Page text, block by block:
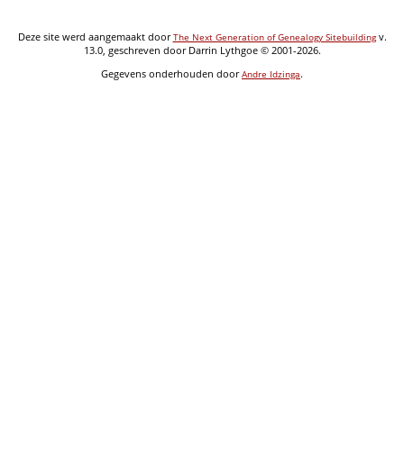
Deze site werd aangemaakt doorThe Next Generation of Genealogy Sitebuildingv.
13.0, geschreven door Darrin Lythgoe © 2001-2026.
Gegevens onderhouden doorAndre Idzinga.